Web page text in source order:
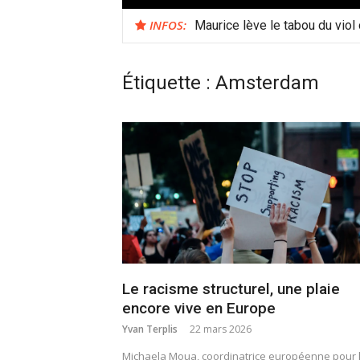
INFOS: Maurice lève le tabou du viol
Étiquette : Amsterdam
Le racisme structurel, une plaie
encore vive en Europe
Yvan Terplis 22 mars 2026
Michaela Moua, coordinatrice européenne pour